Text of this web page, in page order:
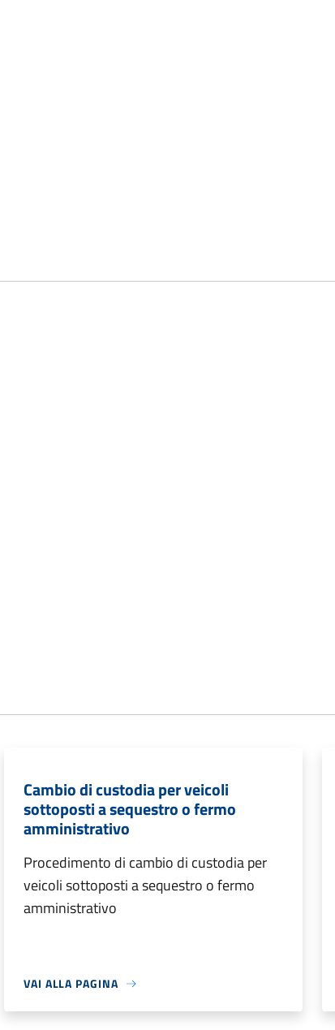
Cambio di custodia per veicoli
sottoposti a sequestro o fermo
amministrativo
Procedimento di cambio di custodia per
veicoli sottoposti a sequestro o fermo
amministrativo
VAI ALLA PAGINA